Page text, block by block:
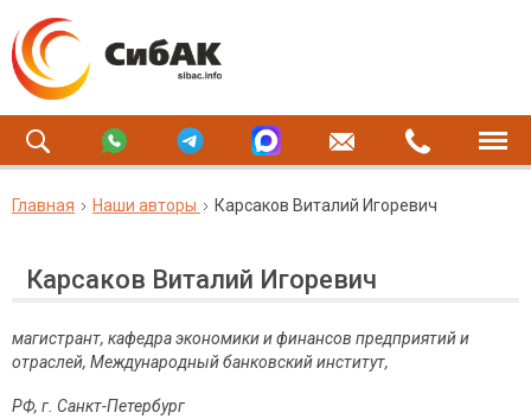
Главная Наши авторы Карсаков Виталий Игоревич
Карсаков Виталий Игоревич
магистрант, кафедра экономики и финансов предприятий и
отраслей, Международный банковский институт,
РФ, г. Санкт-Петербург